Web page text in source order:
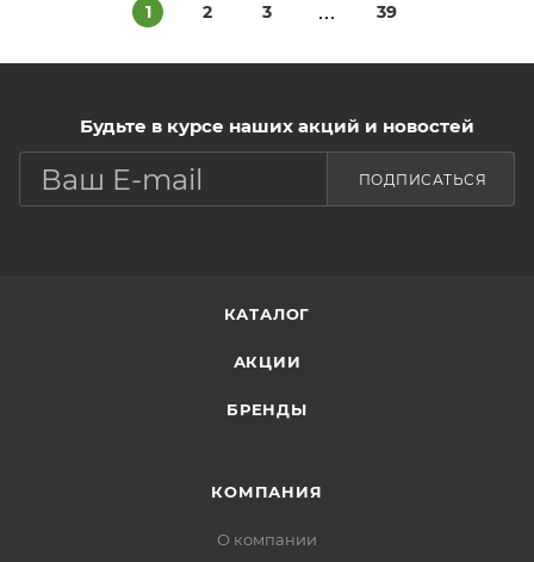
1 2 3 39
Будьте в курсе наших акций и новостей
ПОДПИСАТЬСЯ
КАТАЛОГ
АКЦИИ
БРЕНДЫ
КОМПАНИЯ
О компании